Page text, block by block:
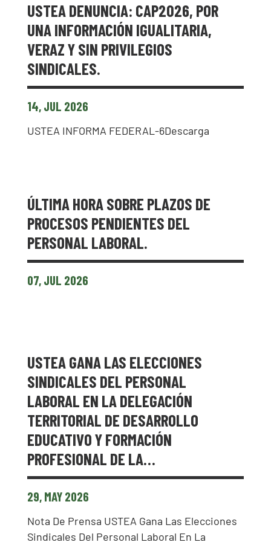
USTEA DENUNCIA: CAP2026, POR
UNA INFORMACIÓN IGUALITARIA,
VERAZ Y SIN PRIVILEGIOS
SINDICALES.
14, JUL 2026
USTEA INFORMA FEDERAL-6Descarga
ÚLTIMA HORA SOBRE PLAZOS DE
PROCESOS PENDIENTES DEL
PERSONAL LABORAL.
07, JUL 2026
USTEA GANA LAS ELECCIONES
SINDICALES DEL PERSONAL
LABORAL EN LA DELEGACIÓN
TERRITORIAL DE DESARROLLO
EDUCATIVO Y FORMACIÓN
PROFESIONAL DE LA…
29, MAY 2026
Nota De Prensa USTEA Gana Las Elecciones
Sindicales Del Personal Laboral En La